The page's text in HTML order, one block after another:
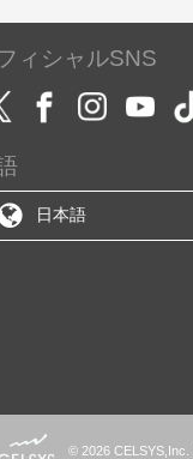
ィシャルSNS
日本語
© 2026 CELSYS,Inc.